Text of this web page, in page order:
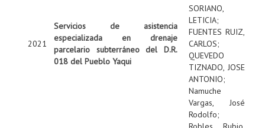
2021
Servicios de asistencia
especializada en drenaje
parcelario subterráneo del D.R.
018 del Pueblo Yaqui
SORIANO,
LETICIA;
FUENTES RUIZ,
CARLOS;
QUEVEDO
TIZNADO, JOSE
ANTONIO;
Namuche
Vargas, José
Rodolfo;